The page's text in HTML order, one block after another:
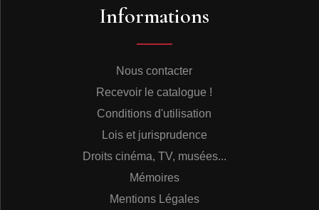
Informations
Nous contacter
Recevoir le catalogue !
Conditions d'utilisation
Lois et jurisprudence
Droits cinéma, TV, musées...
Mémoires
Mentions Légales